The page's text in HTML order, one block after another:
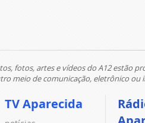
fotos, artes e vídeos do A12 estão
meio de comunicação, eletrônico ou
TV Aparecida